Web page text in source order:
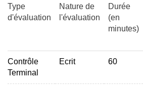
Type
d'évaluation
Nature de
l'évaluation
Durée
(en
minutes)
Contrôle
Terminal
Ecrit 60